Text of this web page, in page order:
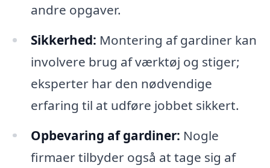
andre opgaver.
Sikkerhed: Montering af gardiner kan
involvere brug af værktøj og stiger;
eksperter har den nødvendige
erfaring til at udføre jobbet sikkert.
Opbevaring af gardiner: Nogle
firmaer tilbyder også at tage sig af